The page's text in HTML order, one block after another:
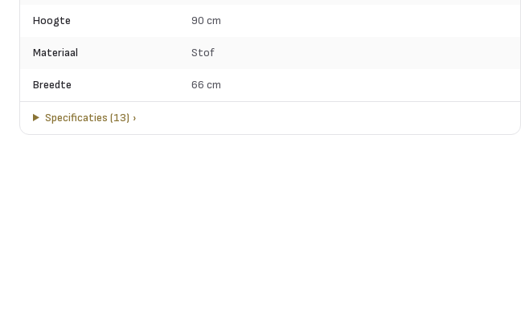
Hoogte 90 cm
Materiaal Stof
Breedte 66 cm
Specificaties (13) ›